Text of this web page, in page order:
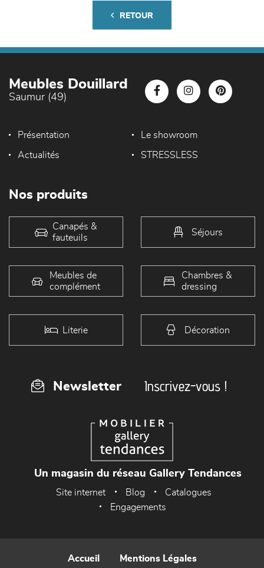
RETOUR
Meubles Douillard
Saumur (49)
Présentation Le showroom
Actualités STRESSLESS
Nos produits
Canapés &
fauteuils
Séjours
Meubles de
complément
Chambres &
dressing
Literie Décoration
Newsletter Inscrivez-vous !
Un magasin du réseau Gallery Tendances
Site internet Blog
Catalogues
Engagements
Accueil Mentions Légales